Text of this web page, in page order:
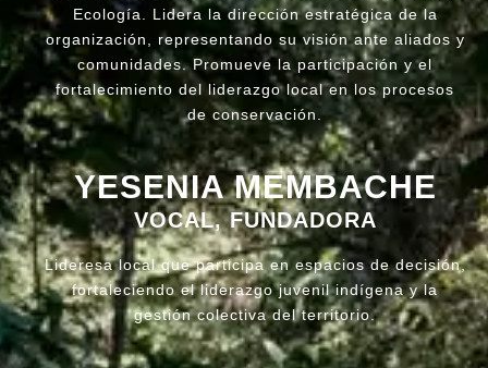
Ecología. Lidera la dirección estratégica de la
organización, representando su visión ante aliados y
comunidades. Promueve la participación y el
fortalecimiento del liderazgo local en los procesos
de conservación.
YESENIA MEMBACHE
VOCAL, FUNDADORA
Lideresa local que participa en espacios de decisión,
fortaleciendo el liderazgo juvenil indígena y la
gestión colectiva del territorio.